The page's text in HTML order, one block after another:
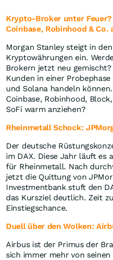
Krypto-Broker unter
Coinbase, Robinhood & Co.
Morgan Stanley steigt in
Kryptowährungen ein.
Brokern jetzt neu gemischt?
Kunden in einer
und Solana handeln
Coinbase, Robinhood,
SoFi warm anziehen?
Rheinmetall Schock:
Der deutsche
im DAX. Diese Jahr läuft es
für Rheinmetall. Nach
jetzt die Quittung von
Investmentbank stuft den
das Kursziel deutlich. Zeit
Einstiegschance.
Duell über den Wolken:
Airbus ist der Primus der
sich immer mehr von